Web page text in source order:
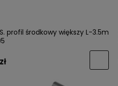
profil środkowy większy L-3.5m